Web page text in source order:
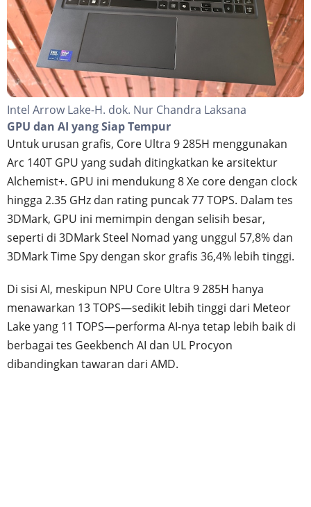
Intel Arrow Lake-H. dok. Nur Chandra Laksana
GPU dan AI yang Siap Tempur
Untuk urusan grafis, Core Ultra 9 285H menggunakan
Arc 140T GPU yang sudah ditingkatkan ke arsitektur
Alchemist+. GPU ini mendukung 8 Xe core dengan clock
hingga 2.35 GHz dan rating puncak 77 TOPS. Dalam tes
3DMark, GPU ini memimpin dengan selisih besar,
seperti di 3DMark Steel Nomad yang unggul 57,8% dan
3DMark Time Spy dengan skor grafis 36,4% lebih tinggi.
Di sisi AI, meskipun NPU Core Ultra 9 285H hanya
menawarkan 13 TOPS—sedikit lebih tinggi dari Meteor
Lake yang 11 TOPS—performa AI-nya tetap lebih baik di
berbagai tes Geekbench AI dan UL Procyon
dibandingkan tawaran dari AMD.